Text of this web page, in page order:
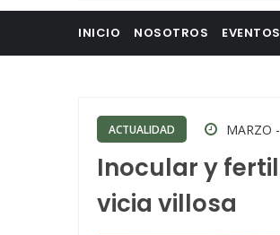
INICIO NOSOTROS EVENTOS
ACTUALIDAD MARZO
Inocular y
vicia villosa